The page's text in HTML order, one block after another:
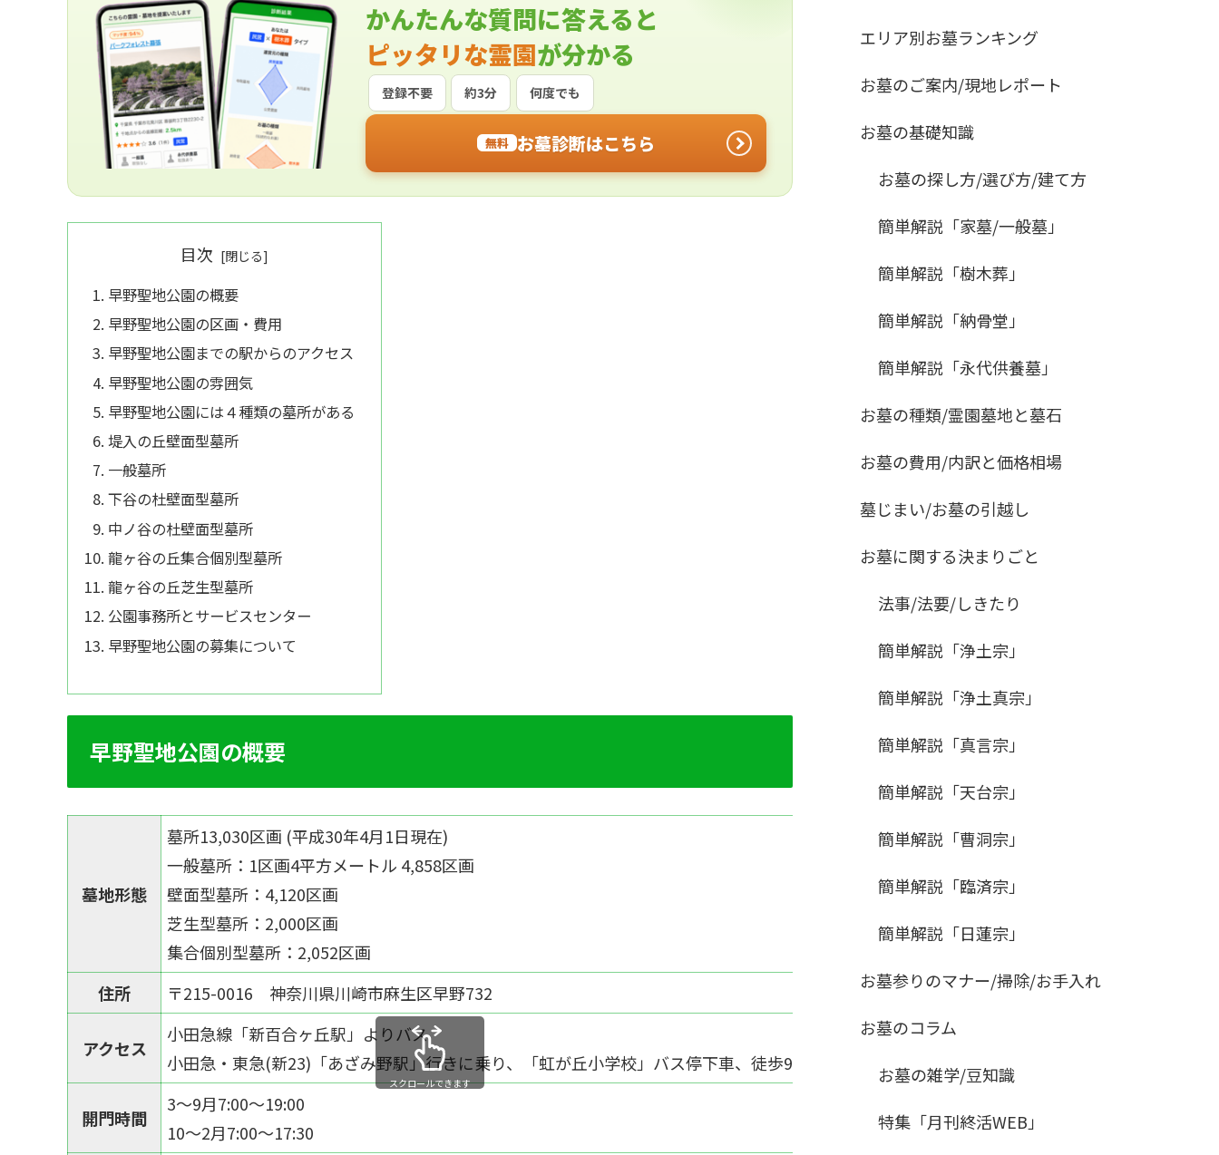
かんたんな質問に答えると
ピッタリな霊園が分かる
登録不要 約3分 何度でも
無料 お墓診断はこちら
目次
早野聖地公園の概要
早野聖地公園の区画・費用
早野聖地公園までの駅からのアクセス
早野聖地公園の雰囲気
早野聖地公園には４種類の墓所がある
堤入の丘壁面型墓所
一般墓所
下谷の杜壁面型墓所
中ノ谷の杜壁面型墓所
龍ヶ谷の丘集合個別型墓所
龍ヶ谷の丘芝生型墓所
公園事務所とサービスセンター
早野聖地公園の募集について
早野聖地公園の概要
墓地形態
墓所13,030区画 (平成30年4月1日現在)
一般墓所：1区画4平方メートル 4,858区画
壁面型墓所：4,120区画
芝生型墓所：2,000区画
集合個別型墓所：2,052区画
住所
〒215-0016 神奈川県川崎市麻生区早野732
アクセス
小田急線「新百合ヶ丘駅」よりバス
小田急・東急(新23)「あざみ野駅」行きに乗り、「虹が丘小学校」バス停下車、徒歩9分
開門時間
3～9月7:00～19:00
10～2月7:00～17:30
スクロールできます
エリア別お墓ランキング
お墓のご案内/現地レポート
お墓の基礎知識
お墓の探し方/選び方/建て方
簡単解説「家墓/一般墓」
簡単解説「樹木葬」
簡単解説「納骨堂」
簡単解説「永代供養墓」
お墓の種類/霊園墓地と墓石
お墓の費用/内訳と価格相場
墓じまい/お墓の引越し
お墓に関する決まりごと
法事/法要/しきたり
簡単解説「浄土宗」
簡単解説「浄土真宗」
簡単解説「真言宗」
簡単解説「天台宗」
簡単解説「曹洞宗」
簡単解説「臨済宗」
簡単解説「日蓮宗」
お墓参りのマナー/掃除/お手入れ
お墓のコラム
お墓の雑学/豆知識
特集「月刊終活WEB」